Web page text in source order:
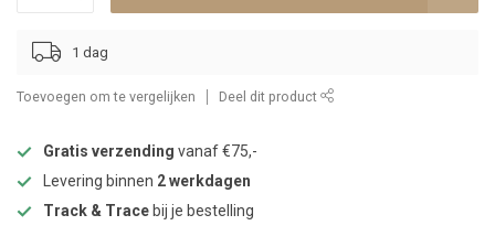
1 dag
Toevoegen om te vergelijken Deel dit product
Gratis verzending vanaf €75,-
Levering binnen 2 werkdagen
Track & Trace bij je bestelling